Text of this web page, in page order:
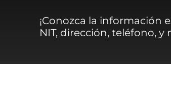
¡Conozca la información
NIT, dirección, teléfono,